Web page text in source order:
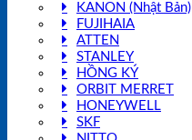
KANON (Nhật Bản)
FUJIHAIA
ATTEN
STANLEY
HỒNG KÝ
ORBIT MERRET
HONEYWELL
SKF